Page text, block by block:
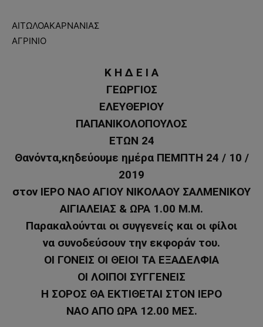
ΑΙΤΩΛΟΑΚΑΡΝΑΝΙΑΣ
ΑΓΡΙΝΙΟ
Κ Η Δ Ε Ι Α
ΓΕΩΡΓΙΟΣ
ΕΛΕΥΘΕΡΙΟΥ
ΠΑΠΑΝΙΚΟΛΟΠΟΥΛΟΣ
ΕΤΩΝ 24
Θανόντα,κηδεύουμε ημέρα ΠΕΜΠΤΗ 24 / 10 /
2019
στον ΙΕΡΟ ΝΑΟ ΑΓΙΟΥ ΝΙΚΟΛΑΟΥ ΣΑΛΜΕΝΙΚΟΥ
ΑΙΓΙΑΛΕΙΑΣ & ΩΡΑ 1.00 Μ.Μ.
Παρακαλούνται οι συγγενείς και οι φίλοι
να συνοδεύσουν την εκφοράν του.
ΟΙ ΓΟΝΕΙΣ ΟΙ ΘΕΙΟΙ ΤΑ ΕΞΑΔΕΛΦΙΑ
ΟΙ ΛΟΙΠΟΙ ΣΥΓΓΕΝΕΙΣ
Η ΣΟΡΟΣ ΘΑ ΕΚΤΙΘΕΤΑΙ ΣΤΟΝ ΙΕΡΟ
ΝΑΟ ΑΠΟ ΩΡΑ 12.00 ΜΕΣ.